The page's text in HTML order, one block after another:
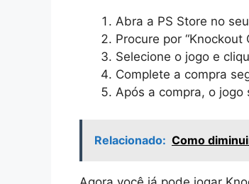
Abra a PS Store no
Procure por
Selecione o jogo e
Complete a compra
Após a compra, o
Relacionado: Como